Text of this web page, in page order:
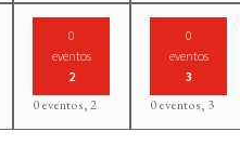
0
eventos
2
0 eventos,2
0
eventos
3
0 eventos, 3